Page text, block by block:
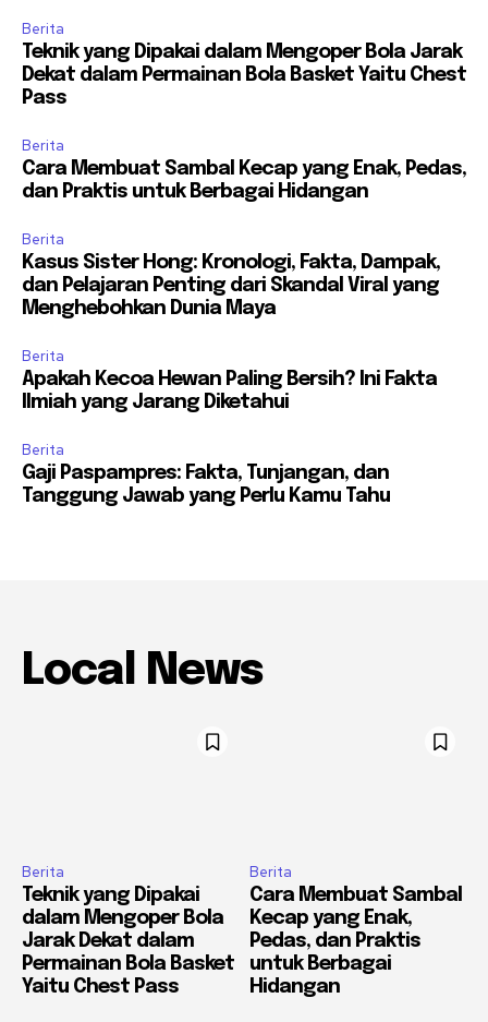
Berita
Teknik yang Dipakai dalam Mengoper Bola Jarak
Dekat dalam Permainan Bola Basket Yaitu Chest
Pass
Berita
Cara Membuat Sambal Kecap yang Enak, Pedas,
dan Praktis untuk Berbagai Hidangan
Berita
Kasus Sister Hong: Kronologi, Fakta, Dampak,
dan Pelajaran Penting dari Skandal Viral yang
Menghebohkan Dunia Maya
Berita
Apakah Kecoa Hewan Paling Bersih? Ini Fakta
Ilmiah yang Jarang Diketahui
Berita
Gaji Paspampres: Fakta, Tunjangan, dan
Tanggung Jawab yang Perlu Kamu Tahu
Local News
Berita
Teknik yang Dipakai
dalam Mengoper Bola
Jarak Dekat dalam
Permainan Bola Basket
Yaitu Chest Pass
Berita
Cara Membuat Sambal
Kecap yang Enak,
Pedas, dan Praktis
untuk Berbagai
Hidangan